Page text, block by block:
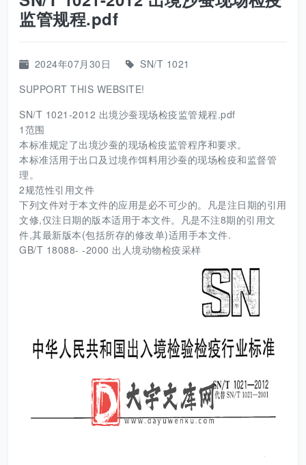
监管规程.pdf
2024年07月30日
SN/T 1021
SUPPORT THIS WEBSITE!
SN/T 1021-2012 出境沙蚕现场检疫监管规程.pdf
1范围
本标准规定了出境沙蚕的现场检疫监管程序和要求。
本标准活用于出口及过境作饵料用沙蚕的现场检疫和监督管
理。
2规范性引用文件
下列文件对于本文件的应用是必不可少的。凡是注日期的引用
文修,仅注日期的版本适用于本文件。凡是不注8期的引用文
件,其最新版本(包括所存的修改单)适用手本文件.
GB/T 18088- -2000 出人境动物检疫采样